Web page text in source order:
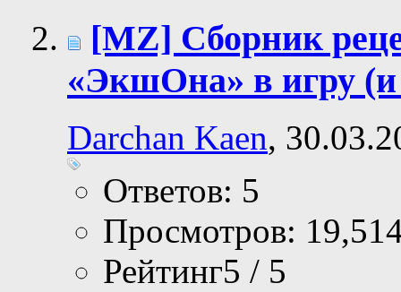
[MZ] Сборник
«ЭкшОна» в игру
Darchan Kaen,
Ответов: 5
Просмотров:
Рейтинг5 / 5